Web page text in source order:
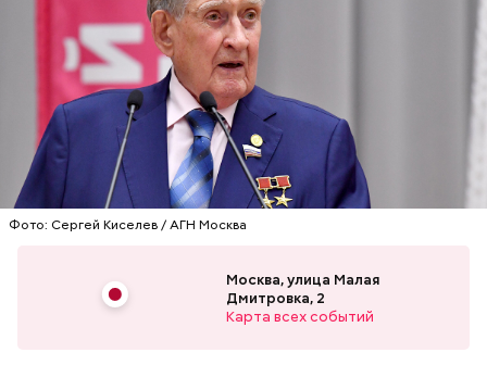
Фото: Сергей Киселев / АГН Москва
Москва, улица Малая
Дмитровка, 2
Карта всех событий
Европе. Он расположился на территории почти 22
гектара в самом центре Москвы и по своей
площади занимает пятое место в России после
зоопарков Ярославля, Ростова-на-Дону,
Новосибирска и Красноярска.
— Рюкзаки необходимо снимать! И самокаты бесят!
— заявила Ирина Васильевна, 60 лет.